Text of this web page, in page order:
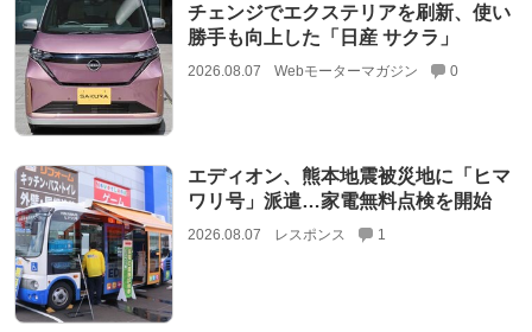
チェンジでエクステリアを刷新、使い
勝手も向上した「日産 サクラ」
2026.08.07 Webモーターマガジン 0
エディオン、熊本地震被災地に「ヒマ
ワリ号」派遣…家電無料点検を開始
2026.08.07 レスポンス 1